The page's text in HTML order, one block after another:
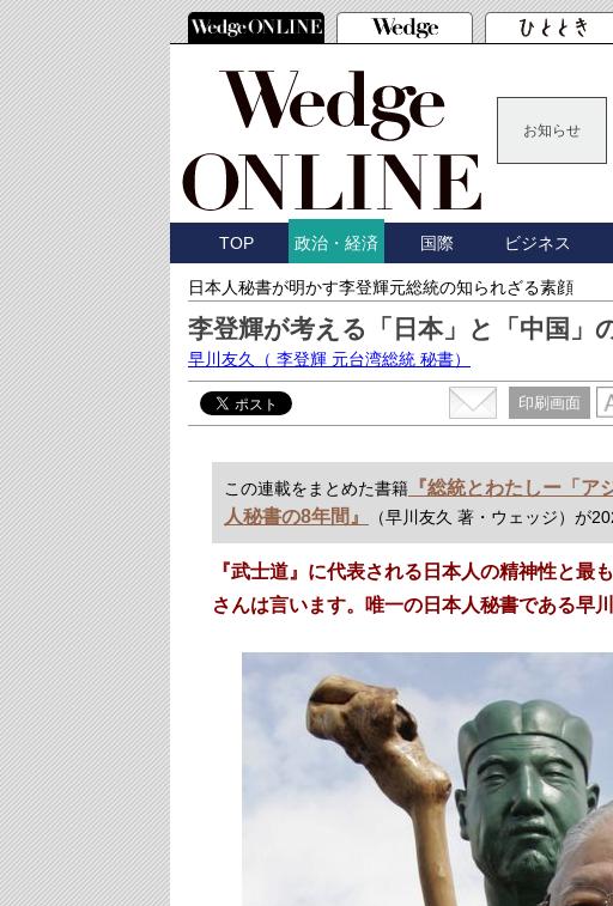
お知らせ
TOP 政治・経済 国際 ビジネス
日本人秘書が明かす李登輝元総統の知られざる素顔
李登輝が考える「日本」と「中国」
早川友久 （ 李登輝 元台湾総統 秘書）
印刷画面
この連載をまとめた書籍 『総統とわたしー「
人秘書の8年間』
（早川友久 著・ウェッジ）が
『武士道』に代表される日本人の精神性と最
さんは言います。唯一の日本人秘書である早